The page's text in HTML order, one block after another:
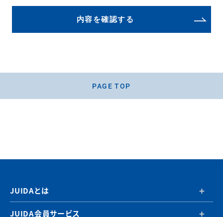
内容を確認する
PAGE TOP
JUIDAとは
JUIDA会員サービス